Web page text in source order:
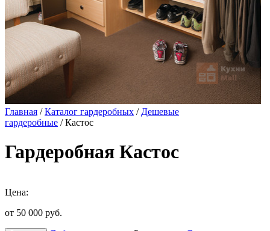
Главная /Каталог гардеробных / Дешевые
гардеробные / Кастос
Гардеробная Кастос
Цена:
от 50 000 руб.